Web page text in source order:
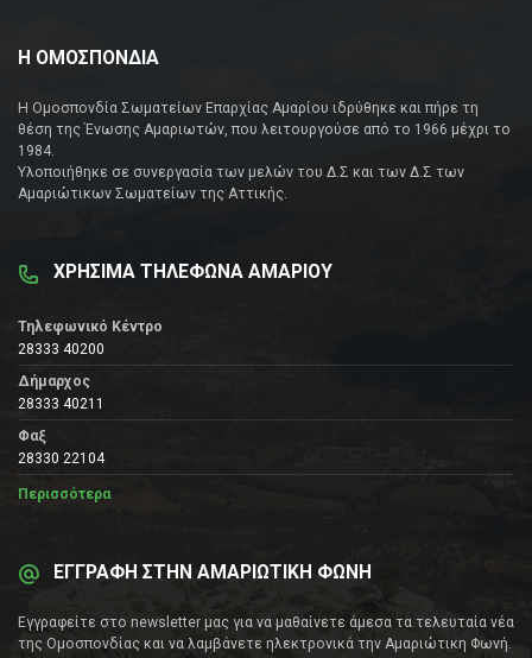
Η ΟΜΟΣΠΟΝΔΙΑ
Η Ομοσπονδία Σωματείων Επαρχίας Αμαρίου ιδρύθηκε και πήρε τη
θέση της Ένωσης Αμαριωτών, που λειτουργούσε από το 1966 μέχρι το
1984.
Υλοποιήθηκε σε συνεργασία των μελών του Δ.Σ και των Δ.Σ των
Αμαριώτικων Σωματείων της Αττικής.
ΧΡΗΣΙΜΑ ΤΗΛΕΦΩΝΑ ΑΜΑΡΙΟΥ
Τηλεφωνικό Κέντρο
28333 40200
Δήμαρχος
28333 40211
Φαξ
28330 22104
Περισσότερα
ΕΓΓΡΑΦΗ ΣΤΗΝ ΑΜΑΡΙΩΤΙΚΗ ΦΩΝΗ
Εγγραφείτε στο newsletter μας για να μαθαίνετε άμεσα τα τελευταία νέα
της Ομοσπονδίας και να λαμβάνετε ηλεκτρονικά την Αμαριώτικη Φωνή.